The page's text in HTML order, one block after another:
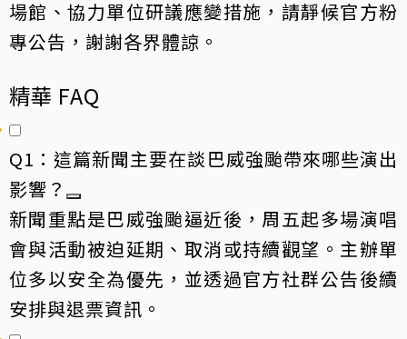
場館、協力單位研議應變措施，請靜候官方粉
專公告，謝謝各界體諒。
精華 FAQ
Q1：這篇新聞主要在談巴威強颱帶來哪些演出
影響？
新聞重點是巴威強颱逼近後，周五起多場演唱
會與活動被迫延期、取消或持續觀望。主辦單
位多以安全為優先，並透過官方社群公告後續
安排與退票資訊。